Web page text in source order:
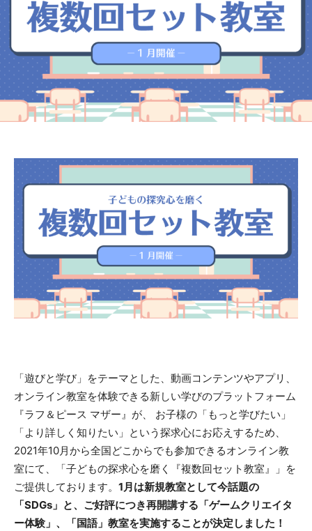
「遊びと学び」をテーマとした、動画コンテンツやアプリ、
オンライン教室を体験できる新しい学びのプラットフォーム
『ラフ＆ピース マザー』が、 お子様の「もっと学びたい」
「より詳しく知りたい」という探求心にお応えするため、
2021年10月から全国どこからでも参加できるオンライン教
室にて、「子どもの探求心を磨く『複数回セット教室』」を
ご提供しております。 1月は新規教室として今話題の
「SDGs」と、ご好評につき再開講する「ゲームクリエイタ
ー体験」、「国語」教室を実施することが決定しました！